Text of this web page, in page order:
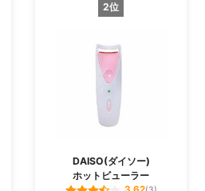
2位
DAISO(ダイソー)
ホットビューラー